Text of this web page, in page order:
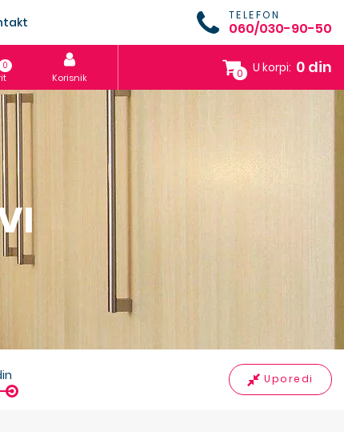
TELEFON
060/030-90-50
0
Korisnik 0 U korpi: 0 din
Uporedi